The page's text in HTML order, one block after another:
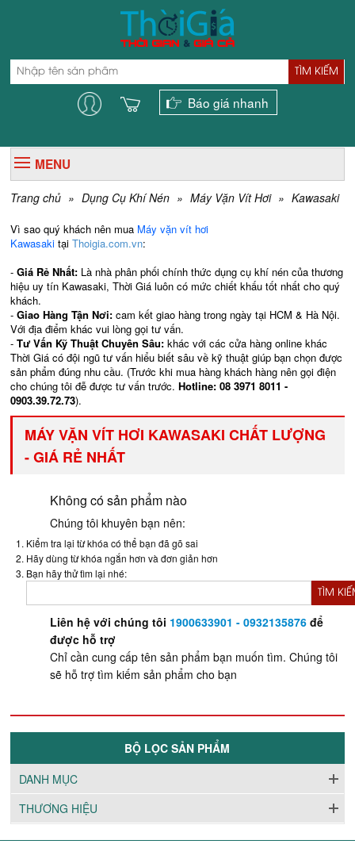
TÌM KIẾM
Báo giá nhanh
MENU
Trang chủ » Dụng Cụ Khí Nén » Máy Vặn Vít Hơi » Kawasaki
Vì sao quý khách nên mua Máy vặn vít hơi
Kawasaki tạiThoigia.com.vn:
-Giá Rẻ Nhất: Là nhà phân phối chính thức dụng cụ khí nén của thương
hiệu uy tín Kawasaki, Thời Giá luôn có mức chiết khấu tốt nhất cho quý
khách.
-Giao Hàng Tận Nơi:cam kết giao hàng trong ngày tại HCM & Hà Nội.
Với địa điểm khác vui lòng gọi tư vấn.
-Tư Vấn Kỹ Thuật Chuyên Sâu:khác với các cửa hàng online khác
Thời Giá có đội ngũ tư vấn hiểu biết sâu về kỹ thuật giúp bạn chọn được
sản phẩm đúng nhu cầu. (Trước khi mua hàng khách hàng nên gọi điện
cho chúng tôi đễ được tư vấn trước.Hotline: 08 3971 8011 -
0903.39.72.73).
MÁY VẶN VÍT HƠI KAWASAKI CHẤT LƯỢNG
- GIÁ RẺ NHẤT
Không có sản phẩm nào
Chúng tôi khuyên bạn nên:
Kiểm tra lại từ khóa có thể bạn đã gõ sai
Hãy dùng từ khóa ngắn hơn và đơn giản hơn
Bạn hãy thử tìm lại nhé:
TÌM
Liên hệ với chúng tôi 1900633901 - 0932135876 để
được hỗ trợ
Chỉ cần cung cấp tên sản phẩm bạn muốn tìm. Chúng tôi
sẽ hỗ trợ tìm kiếm sản phẩm cho bạn
BỘ LỌC SẢN PHẨM
DANH MỤC
THƯƠNG HIỆU